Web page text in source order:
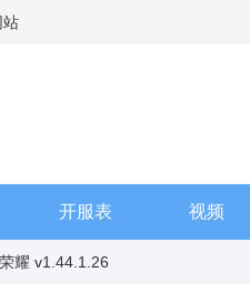
站
开服表 视频
耀 v1.44.1.26